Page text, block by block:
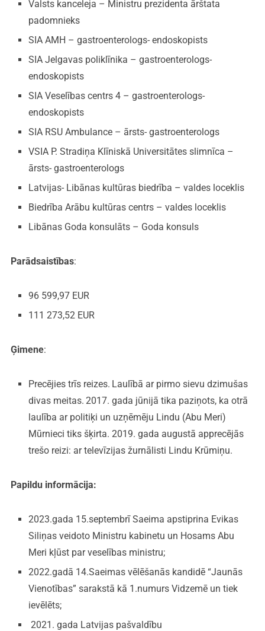
Valsts kanceleja – Ministru prezidenta ārštata
padomnieks
SIA AMH – gastroenterologs- endoskopists
SIA Jelgavas poliklīnika – gastroenterologs-
endoskopists
SIA Veselības centrs 4 – gastroenterologs-
endoskopists
SIA RSU Ambulance – ārsts- gastroenterologs
VSIA P. Stradiņa Klīniskā Universitātes slimnīca –
ārsts- gastroenterologs
Latvijas- Libānas kultūras biedrība – valdes loceklis
Biedrība Arābu kultūras centrs – valdes loceklis
Libānas Goda konsulāts – Goda konsuls
Parādsaistības:
96 599,97 EUR
111 273,52 EUR
Ģimene:
Precējies trīs reizes. Laulībā ar pirmo sievu dzimušas
divas meitas. 2017. gada jūnijā tika paziņots, ka otrā
laulība ar politiķi un uzņēmēju Lindu (Abu Meri)
Mūrnieci tiks šķirta. 2019. gada augustā apprecējās
trešo reizi: ar televīzijas žurnālisti Lindu Krūmiņu.
Papildu informācija:
2023.gada 15.septembrī Saeima apstiprina Evikas
Siliņas veidoto Ministru kabinetu un Hosams Abu
Meri kļūst par veselības ministru;
2022.gadā 14.Saeimas vēlēšanās kandidē “Jaunās
Vienotības” sarakstā kā 1.numurs Vidzemē un tiek
ievēlēts;
2021. gada Latvijas pašvaldību